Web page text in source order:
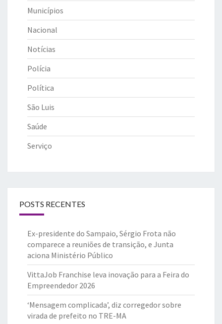
Municípios
Nacional
Notícias
Polícia
Política
São Luis
Saúde
Serviço
POSTS RECENTES
Ex-presidente do Sampaio, Sérgio Frota não
comparece a reuniões de transição, e Junta
aciona Ministério Público
VittaJob Franchise leva inovação para a Feira do
Empreendedor 2026
‘Mensagem complicada’, diz corregedor sobre
virada de prefeito no TRE-MA